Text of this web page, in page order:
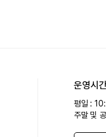
운영시
평일 :
주말 및